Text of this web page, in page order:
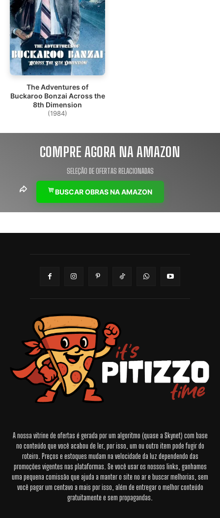
The Adventures of
Buckaroo Bonzai Across the
8th Dimension
(1984)
COMPRE AGORA NA AMAZON
SELEÇÃO DE OFERTAS RELACIONADAS
BUSCAR OBRAS NA AMAZON
A nossa vitrine de ofertas é gerada por um algoritmo (quase a Skynet) com base
no conteúdo que você acabou de ler, por isso, um ou outro item pode fugir do
roteiro. Preços e estoques mudam na velocidade da luz dependendo das
promoções vigentes nas plataformas. Se você usar os nossos links, ganhamos
uma pequena comissão que ajuda a manter o site no ar e buscar melhorias, sem
você pagar um centavo a mais por isso, além de entregar o melhor conteúdo
gratuitamente e sem propagandas.